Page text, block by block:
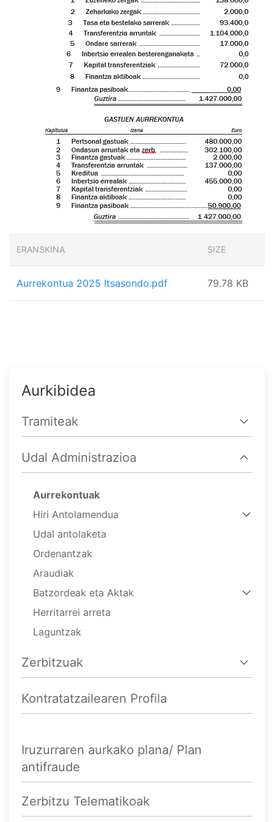
ERANSKINA SIZE
Aurrekontua 2025 Itsasondo.pdf 79.78 KB
Aurkibidea
Tramiteak
Udal Administrazioa
Aurrekontuak
Hiri Antolamendua
Udal antolaketa
Ordenantzak
Araudiak
Batzordeak eta Aktak
Herritarrei arreta
Laguntzak
Zerbitzuak
Kontratatzailearen Profila
Iruzurraren aurkako plana/ Plan
antifraude
Zerbitzu Telematikoak